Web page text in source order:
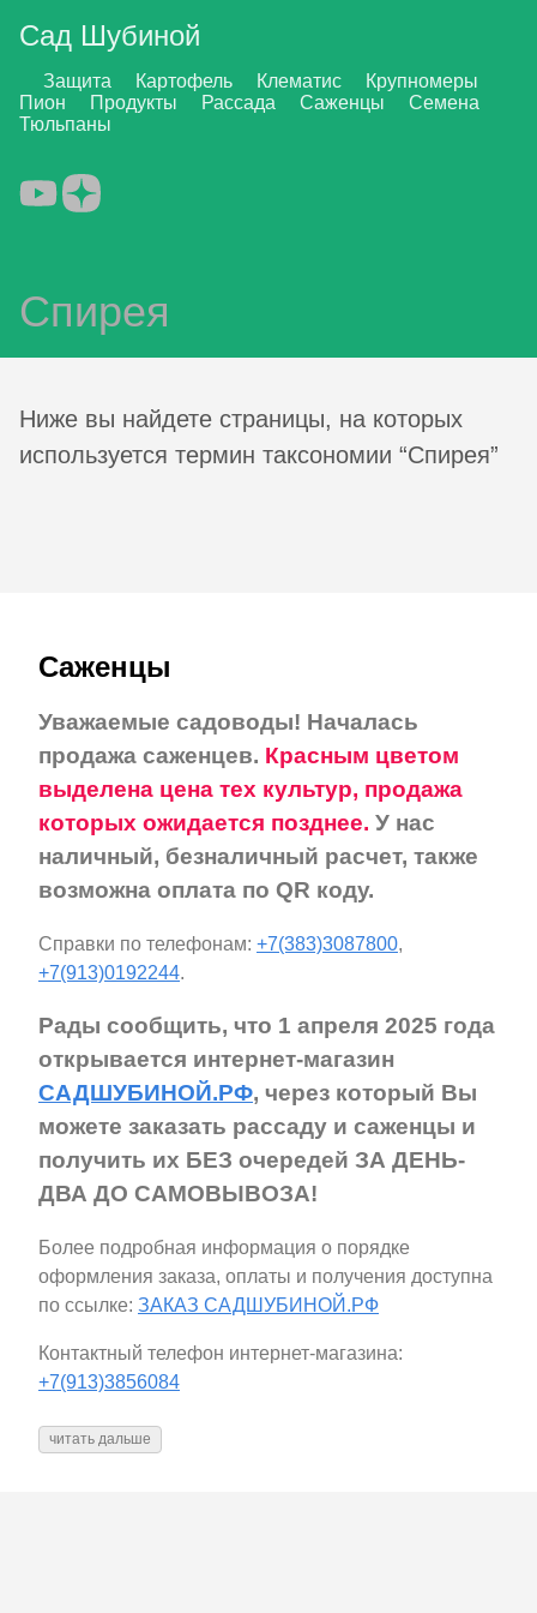
Сад Шубиной
Защита Картофель Клематис
Крупномеры
Пион
Продукты Рассада Саженцы
Семена
Тюльпаны
Спирея
Ниже вы найдете страницы, на которых
используется термин таксономии “Спирея”
Саженцы
Уважаемые садоводы! Началась
продажа саженцев. Красным цветом
выделена цена тех культур, продажа
которых ожидается позднее. У нас
наличный, безналичный расчет, также
возможна оплата по QR коду.
Справки по телефонам: +7(383)3087800,
+7(913)0192244.
Рады сообщить, что 1 апреля 2025 года
открывается интернет-магазин
САДШУБИНОЙ.РФ, через который Вы
можете заказать рассаду и саженцы и
получить их БЕЗ очередей ЗА ДЕНЬ-
ДВА ДО САМОВЫВОЗА!
Более подробная информация о порядке
оформления заказа, оплаты и получения доступна
по ссылке: ЗАКАЗ САДШУБИНОЙ.РФ
Контактный телефон интернет-магазина:
+7(913)3856084
читать дальше